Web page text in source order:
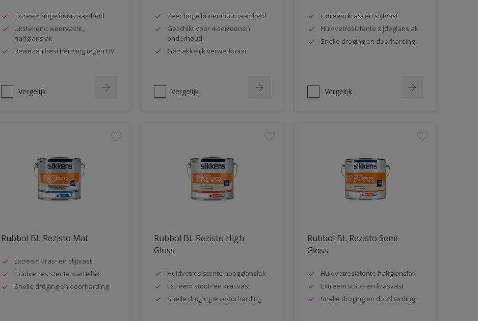
Extreem hoge duurzaamheid
Uitstekend weervaste,
halfglanslak
Bewezen bescherming tegen UV
Vergelijk
Zeer hoge buitenduurzaamheid
Geschikt voor 4-seizoenen
onderhoud
Gemakkelijk verwerkbaar
Vergelijk
Extreem kras- en slijtvast
Huidvetresistente zijdeglanslak
Snelle droging en doorharding
Vergelijk
Rubbol BL Rezisto Mat
Extreem kras- en slijtvast
Huidvetresistente matte lak
Snelle droging en doorharding
Rubbol BL Rezisto High
Gloss
Huidvetresistente hoogglanslak
Extreem stoot- en krasvast
Snelle droging en doorharding
Rubbol BL Rezisto Semi-
Gloss
Huidvetresistente halfglanslak
Extreem stoot- en krasvast
Snelle droging en doorharding